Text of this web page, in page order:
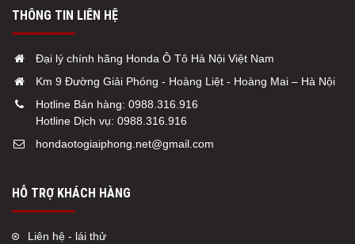
THÔNG TIN LIÊN HỆ
Đại lý chính hãng Honda Ô Tô Hà Nội Việt Nam
Km 9 Đường Giải Phóng - Hoàng Liệt - Hoàng Mai – Hà Nội
Hotline Bán hàng: 0988.316.916
Hotline Dịch vụ: 0988.316.916
hondaotogiaiphong.net@gmail.com
HỖ TRỢ KHÁCH HÀNG
Liên hệ - lái thử